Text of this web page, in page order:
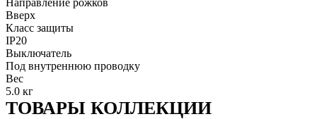
Вверх
Класс защиты
IP20
Выключатель
Под внутреннюю проводку
Вес
5.0 кг
ТОВАРЫ КОЛЛЕКЦИИ